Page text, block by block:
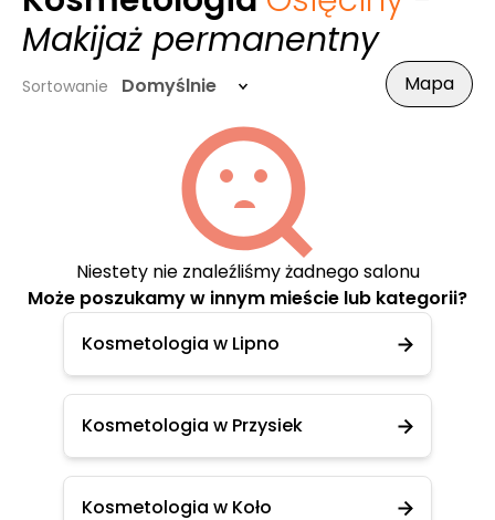
Makijaż permanentny
Sortowanie Domyślnie Mapa
Niestety nie znaleźliśmy żadnego salonu
Może poszukamy w innym mieście lub kategorii?
Kosmetologia w Lipno
Kosmetologia w Przysiek
Kosmetologia w Koło